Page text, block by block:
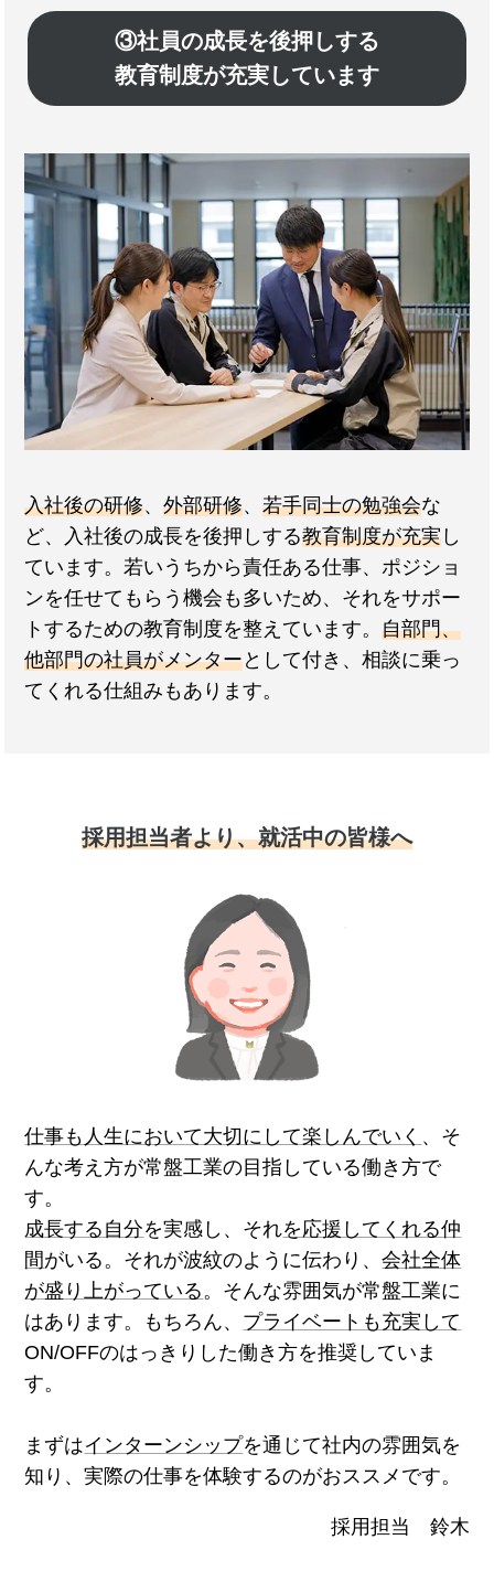
③社員の成長を後押しする
教育制度が充実しています
入社後の研修、外部研修、若手同士の勉強会な
ど、入社後の成長を後押しする教育制度が充実 し
ています。若いうちから責任ある仕事、ポジショ
ンを任せてもらう機会も多いため、それをサポー
トするための教育制度を整えています。自部門、
他部門の社員がメンターとして付き、相談に乗っ
てくれる仕組みもあります。
採用担当者より、就活中の皆様へ
仕事も人生において大切にして楽しんでいく 、そ
んな考え方が常盤工業の目指している働き方で
す。
成長する自分を実感し、それを応援してくれる仲
間がいる。それが波紋のように伝わり、会社全体
が盛り上がっている。そんな雰囲気が常盤工業に
はあります。もちろん、 プライベートも充実して
ON/OFFのはっきりした働き方を推奨していま
す。
まずはインターンシップを通じて社内の雰囲気を
知り、実際の仕事を体験するのがおススメです。
採用担当 鈴木